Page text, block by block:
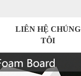
LIÊN HỆ CHÚNG
TÔI